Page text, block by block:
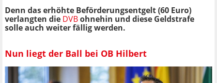
Denn das erhöhte Beförderungsentgelt (60 Euro)
verlangten die DVBohnehin und diese Geldstrafe
solle auch weiter fällig werden.
Nun liegt der Ball bei OB Hilbert